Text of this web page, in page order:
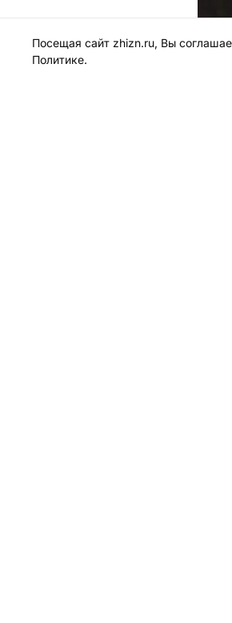
Посещая сайт zhizn.ru, Вы
Политике.